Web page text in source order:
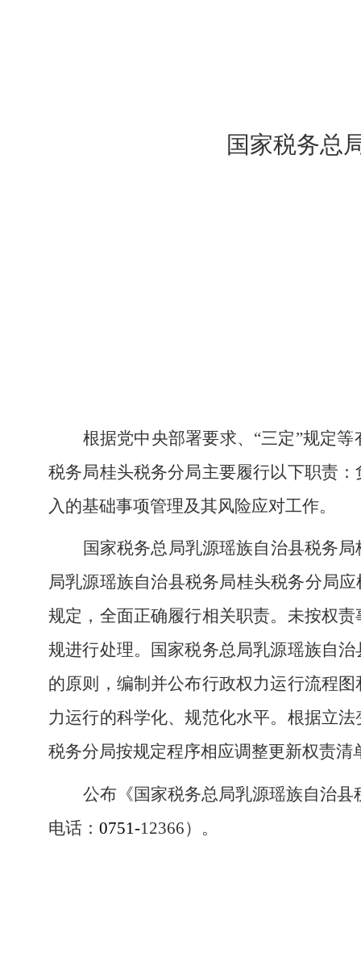
国家税务总
根据党中央部署要求、 “三定”规定
税务局桂头税务分局主要履行以下职责
入的基础事项管理及其风险应对工作。
国家税务总局乳源瑶族自治县税务
局乳源瑶族自治县税务局桂头税务分局
规定，全面正确履行相关职责。未按权
规进行处理。国家税务总局乳源瑶族自
的原则，编制并公布行政权力运行流程
力运行的科学化、规范化水平。根据立
税务分局按规定程序相应调整更新权责清
公布《国家税务总局乳源瑶族自治
电话： 0751-12366）。